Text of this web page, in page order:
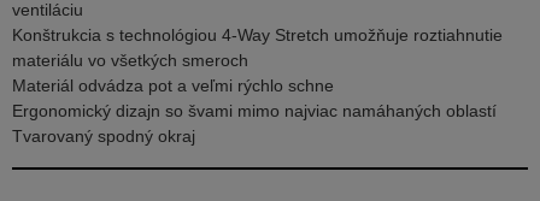
ventiláciu
Konštrukcia s technológiou 4-Way Stretch umožňuje roztiahnutie
materiálu vo všetkých smeroch
Materiál odvádza pot a veľmi rýchlo schne
Ergonomický dizajn so švami mimo najviac namáhaných oblastí
Tvarovaný spodný okraj